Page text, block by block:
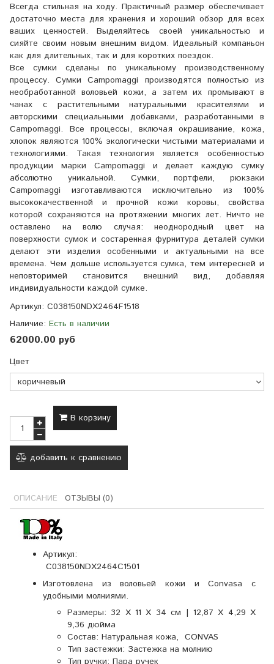
Всегда стильная на ходу. Практичный размер обеспечивает
достаточно места для хранения и хороший обзор для всех
ваших ценностей. Выделяйтесь своей уникальностью и
сияйте своим новым внешним видом. Идеальный компаньон
как для длительных, так и для коротких поездок.
Все сумки сделаны по уникальному производственному
процессу. Сумки Campomaggi производятся полностью из
необработанной воловьей кожи, а затем их промывают в
чанах с растительными натуральными красителями и
авторскими специальными добавками, разработанными в
Campomaggi. Все процессы, включая окрашивание, кожа,
хлопок являются 100% экологически чистыми материалами и
технологиями. Такая технология является особенностью
продукции марки Campomaggi и делает каждую сумку
абсолютно уникальной. Сумки, портфели, рюкзаки
Campomaggi изготавливаются исключительно из 100%
высококачественной и прочной кожи коровы, свойства
которой сохраняются на протяжении многих лет. Ничто не
оставлено на волю случая: неоднородный цвет на
поверхности сумок и состаренная фурнитура деталей сумки
делают эти изделия особенными и актуальными на все
времена. Чем дольше используется сумка, тем интересней и
неповторимей становится внешний вид, добавляя
индивидуальности каждой сумке.
Артикул: C038150NDX2464F1518
Наличие: Есть в наличии
62000.00 руб
Цвет
В корзину
добавить к сравнению
ОПИСАНИЕ ОТЗЫВЫ (0)
Артикул:
C038150NDX2464C1501
Изготовлена из воловьей кожи и Convasa с
удобными молниями.
Размеры: 32 X 11 X 34 см | 12,87 X 4,29 X
9,36 дюйма
Состав: Натуральная кожа, CONVAS
Тип застежки: Застежка на молнию